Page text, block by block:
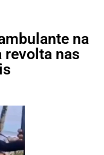
na
revolta nas